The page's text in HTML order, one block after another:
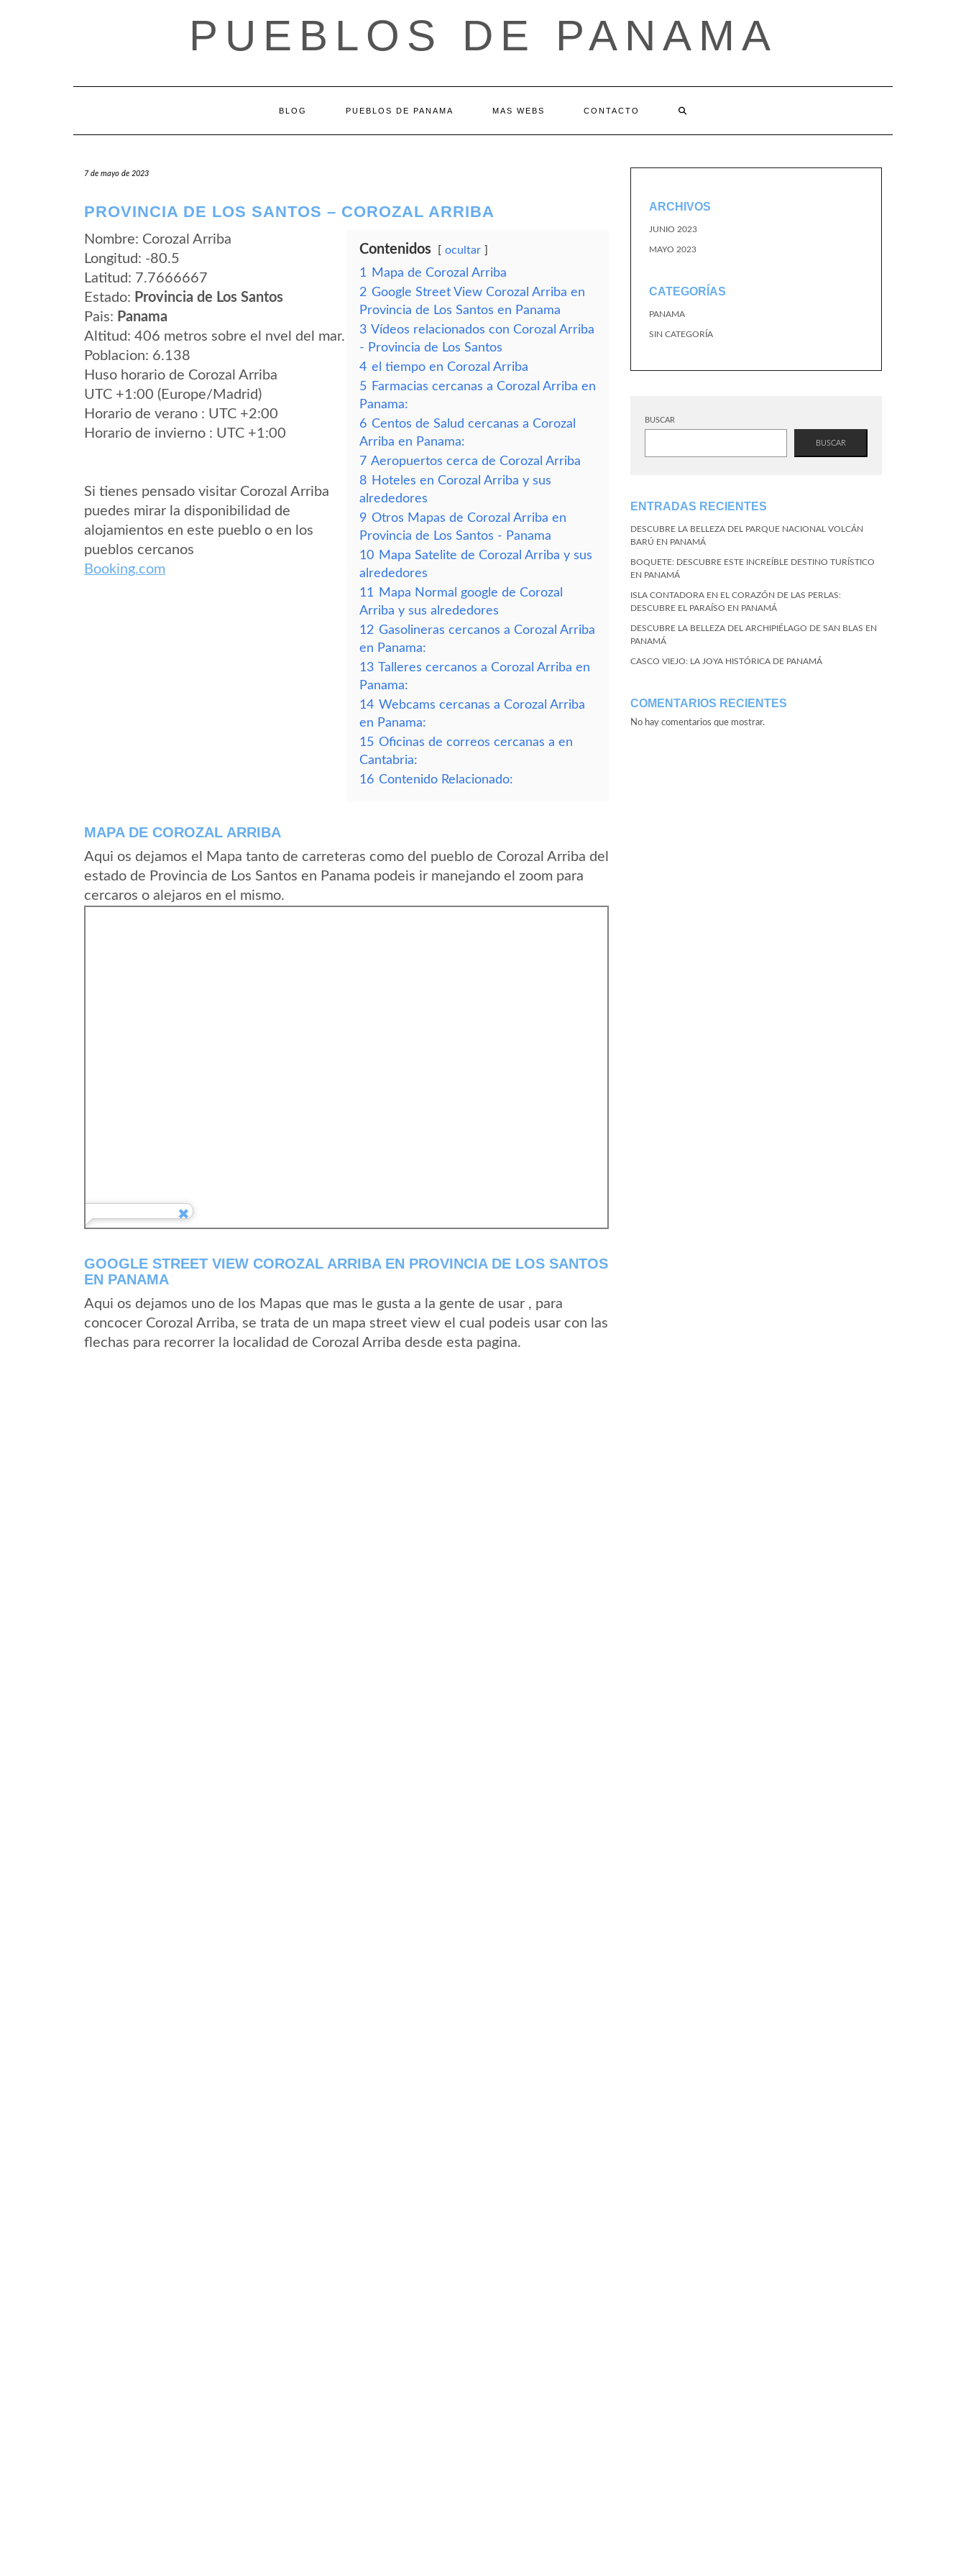
PUEBLOS DE PANAMA
BLOG PUEBLOS DE PANAMA MAS WEBS CONTACTO
7 de mayo de 2023
PROVINCIA DE LOS SANTOS – COROZAL ARRIBA
Nombre: Corozal Arriba
Longitud: -80.5
Latitud: 7.7666667
Estado: Provincia de Los Santos
Pais: Panama
Altitud: 406 metros sobre el nvel del mar.
Poblacion: 6.138
Huso horario de Corozal Arriba
UTC +1:00 (Europe/Madrid)
Horario de verano : UTC +2:00
Horario de invierno : UTC +1:00
Si tienes pensado visitar Corozal Arriba
puedes mirar la disponibilidad de
alojamientos en este pueblo o en los
pueblos cercanos
Booking.com
Contenidos ocultar
1
Mapa de Corozal Arriba
2 Google Street View Corozal Arriba en
Provincia de Los Santos en Panama
3 Vídeos relacionados con Corozal Arriba
- Provincia de Los Santos
4 el tiempo en Corozal Arriba
5 Farmacias cercanas a Corozal Arriba en
Panama:
6 Centos de Salud cercanas a Corozal
Arriba en Panama:
7 Aeropuertos cerca de Corozal Arriba
8 Hoteles en Corozal Arriba y sus
alrededores
9 Otros Mapas de Corozal Arriba en
Provincia de Los Santos - Panama
10 Mapa Satelite de Corozal Arriba y sus
alrededores
11
Mapa Normal google de Corozal
Arriba y sus alrededores
12 Gasolineras cercanos a Corozal Arriba
en Panama:
13 Talleres cercanos a Corozal Arriba en
Panama:
14 Webcams cercanas a Corozal Arriba
en Panama:
15 Oficinas de correos cercanas a en
Cantabria:
16 Contenido Relacionado:
MAPA DE COROZAL ARRIBA
Aqui os dejamos el Mapa tanto de carreteras como del pueblo de Corozal Arriba del
estado de Provincia de Los Santos en Panama podeis ir manejando el zoom para
cercaros o alejaros en el mismo.
GOOGLE STREET VIEW COROZAL ARRIBA EN PROVINCIA DE LOS SANTOS
EN PANAMA
Aqui os dejamos uno de los Mapas que mas le gusta a la gente de usar , para
concocer Corozal Arriba, se trata de un mapa street view el cual podeis usar con las
flechas para recorrer la localidad de Corozal Arriba desde esta pagina.
ARCHIVOS
JUNIO 2023
MAYO 2023
CATEGORÍAS
PANAMA
SIN CATEGORÍA
BUSCAR
BUSCAR
ENTRADAS RECIENTES
DESCUBRE LA BELLEZA DEL PARQUE NACIONAL VOLCÁN
BARÚ EN PANAMÁ
BOQUETE: DESCUBRE ESTE INCREÍBLE DESTINO TURÍSTICO
EN PANAMÁ
ISLA CONTADORA EN EL CORAZÓN DE LAS PERLAS:
DESCUBRE EL PARAÍSO EN PANAMÁ
DESCUBRE LA BELLEZA DEL ARCHIPIÉLAGO DE SAN BLAS EN
PANAMÁ
CASCO VIEJO: LA JOYA HISTÓRICA DE PANAMÁ
COMENTARIOS RECIENTES
No hay comentarios que mostrar.